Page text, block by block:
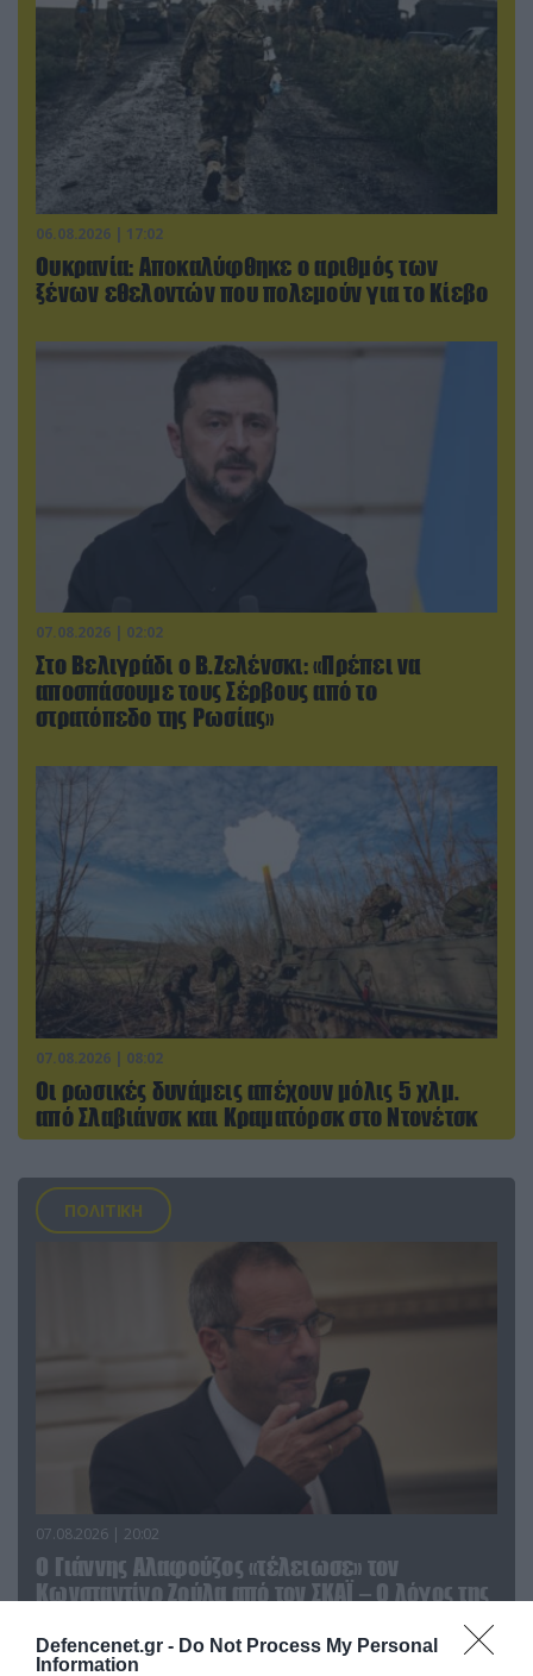
Defencenet.gr - Do Not Process My Personal
Information
06.08.2026 | 17:02
Ουκρανία: Αποκαλύφθηκε ο αριθμός των
ξένων εθελοντών που πολεμούν για το Κίεβο
07.08.2026 | 02:02
Στο Βελιγράδι ο Β.Ζελένσκι: «Πρέπει να
αποσπάσουμε τους Σέρβους από το
στρατόπεδο της Ρωσίας»
07.08.2026 | 08:02
Οι ρωσικές δυνάμεις απέχουν μόλις 5 χλμ.
από Σλαβιάνσκ και Κραματόρσκ στο Ντονέτσκ
ΠΟΛΙΤΙΚΗ
07.08.2026 | 20:02
Ο Γιάννης Αλαφούζος «τέλειωσε» τον
Κωνσταντίνο Ζούλα από τον ΣΚΑΪ – Ο λόγος της